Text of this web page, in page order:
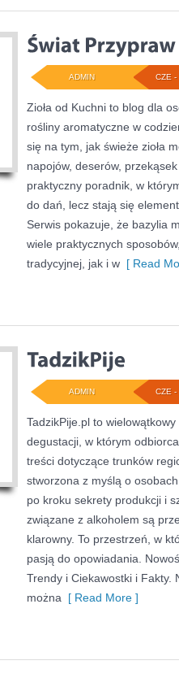
CZE -
ADMIN
Zioła od Kuchni to blog dla
rośliny aromatyczne w
się na tym, jak świeże zioła
napojów, deserów,
praktyczny poradnik, w
do dań, lecz stają się
Serwis pokazuje, że bazylia
wiele praktycznych
tradycyjnej, jak i w [ Read
CZE -
ADMIN
TadzikPije.pl to
degustacji, w którym
treści dotyczące trunków
stworzona z myślą o
po kroku sekrety produkcji i
związane z alkoholem są
klarowny. To przestrzeń, w
pasją do opowiadania.
Trendy i Ciekawostki i Fakty.
można [ Read More ]